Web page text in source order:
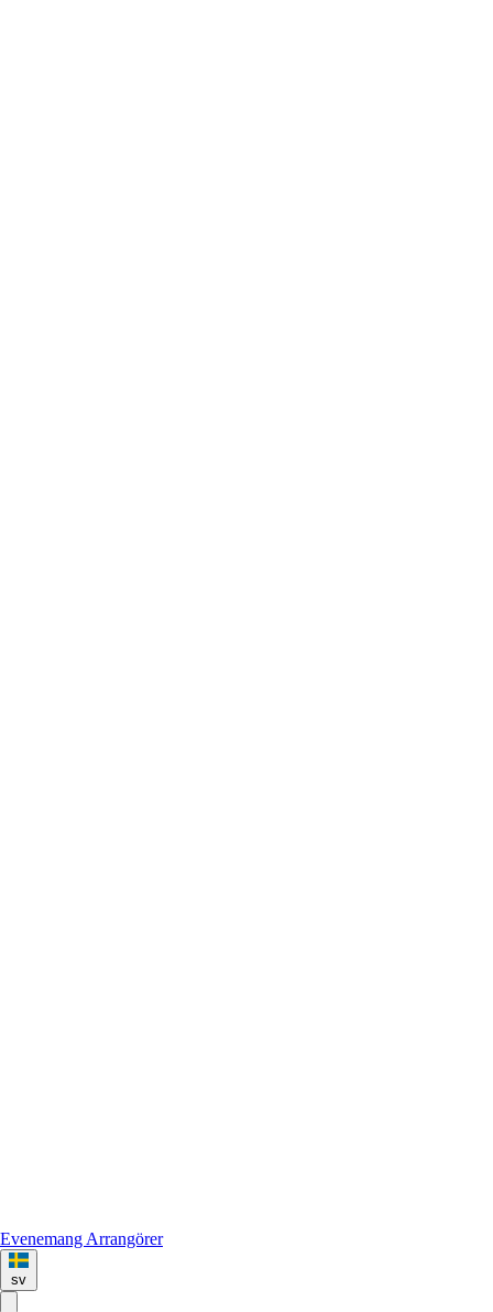
Evenemang Arrangörer
sv